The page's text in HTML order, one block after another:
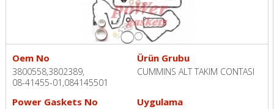
Oem No
3800558,3802389,
08-41455-01,084145501
Ürün Grubu
CUMMINS ALT TAKIM CONTASI
Power Gaskets No Uygulama